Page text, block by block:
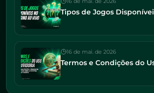
Tipos de Jogos
16 de mai. de 2026
Termos e Condições do